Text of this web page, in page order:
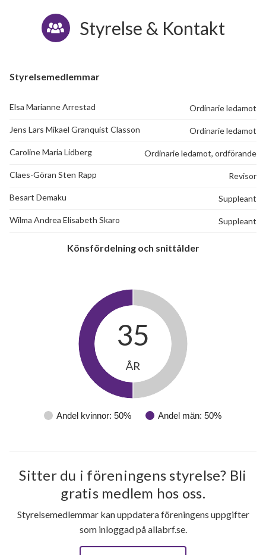
Styrelse & Kontakt
Styrelsemedlemmar
Elsa Marianne Arrestad Ordinarie ledamot
Jens Lars Mikael Granquist Classon Ordinarie ledamot
Caroline Maria Lidberg Ordinarie ledamot, ordförande
Claes-Göran Sten Rapp Revisor
Besart Demaku Suppleant
Wilma Andrea Elisabeth Skaro Suppleant
Könsfördelning och snittålder
Andel kvinnor: 50% Andel män: 50%
35
ÅR
Sitter du i föreningens styrelse? Bli
gratis medlem hos oss.
Styrelsemedlemmar kan uppdatera föreningens uppgifter
som inloggad på allabrf.se.